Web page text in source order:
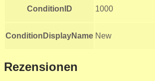
ConditionID 1000
ConditionDisplayName New
Rezensionen